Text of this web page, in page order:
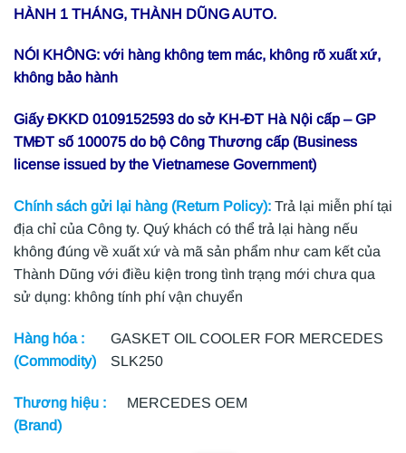
HÀNH 1 THÁNG, THÀNH DŨNG AUTO.
NÓI KHÔNG: với hàng không tem mác, không rõ xuất xứ,
không bảo hành
Giấy ĐKKD 0109152593 do sở KH-ĐT Hà Nội cấp – GP
TMĐT số 100075 do bộ Công Thương cấp (Business
license issued by the Vietnamese Government)
Chính sách gửi lại hàng (Return Policy): Trả lại miễn phí tại
địa chỉ của Công ty. Quý khách có thể trả lại hàng nếu
không đúng về xuất xứ và mã sản phẩm như cam kết của
Thành Dũng với điều kiện trong tình trạng mới chưa qua
sử dụng: không tính phí vận chuyển
Hàng hóa :
(Commodity)
GASKET OIL COOLER FOR MERCEDES
SLK250
Thương hiệu :
(Brand)
MERCEDES OEM